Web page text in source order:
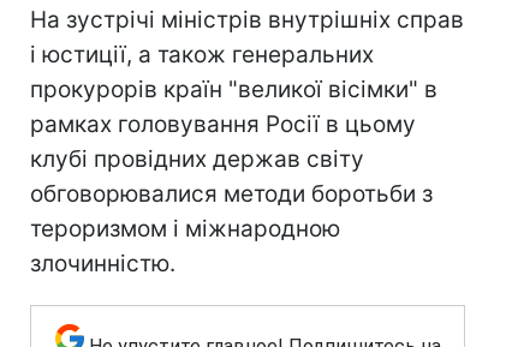
На зустрічі міністрів внутрішніх справ
і юстиції, а також генеральних
прокурорів країн "великої вісімки" в
рамках головування Росії в цьому
клубі провідних держав світу
обговорювалися методи боротьби з
тероризмом і міжнародною
злочинністю.